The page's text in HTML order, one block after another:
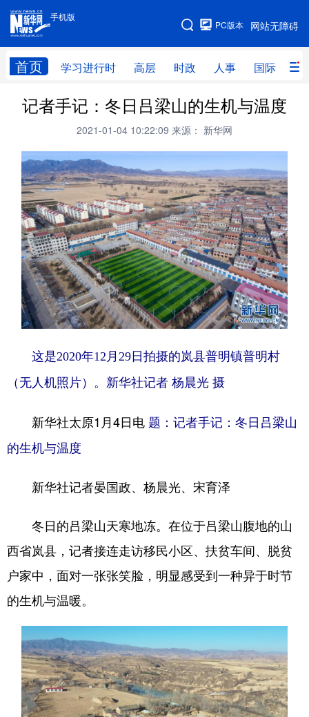
手机版
网站无障碍
PC版本
首页 学习进行时 高层 时政 人事 国际 财
手机版
网站地图
学习进行时 高层 时政 人事
财经 网评
台湾 思客智库
科技 科创 量子 体育
文化 书画 健康 军事
访谈 视频 图片 政务
法律 中央文件 金融 汽车
食品 人居 信息化 数字经济
城市 旅游 能源 会展
公益 一带一路 亚太网 上市公司
文化产业
北京 天津 河北 山西
浙江
山东 河南 湖北 湖南
广东 广西 海南 重庆
四川 贵州 云南 西藏
陕西 甘肃 青海 宁夏
记者手记：冬日吕梁山的生机与温度
2021-01-04 10:22:09 来源： 新华网
这是2020年12月29日拍摄的岚县普明镇普明村
（无人机照片）。新华社记者 杨晨光 摄
新华社太原1月4日电 题：记者手记：冬日吕梁山
的生机与温度
新华社记者晏国政、杨晨光、宋育泽
冬日的吕梁山天寒地冻。在位于吕梁山腹地的山
西省岚县，记者接连走访移民小区、扶贫车间、脱贫
户家中，面对一张张笑脸，明显感受到一种异于时节
的生机与温暖。